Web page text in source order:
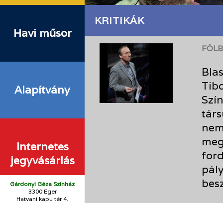
Havi műsor
Alapítvány
Internetes
jegyvásárlás
Gárdonyi Géza Színház
3300 Eger
Hatvani kapu tér 4.
KRITIKÁK